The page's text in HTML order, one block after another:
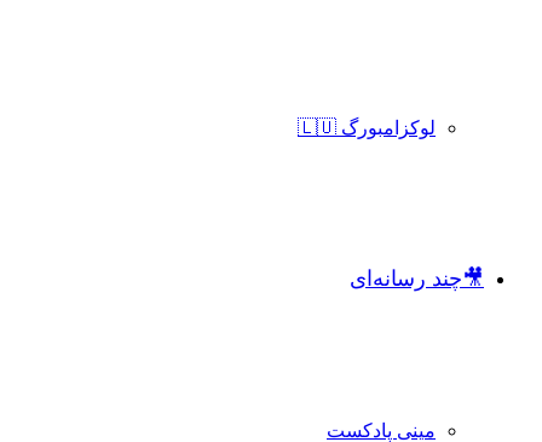
لوکزامبورگ 🇱🇺
🎥چند رسانه‌ای
مینی پادکست